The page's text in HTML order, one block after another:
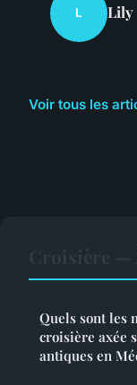
L Lily
Voir tous les
Quels sont les
croisière axée
antiques en